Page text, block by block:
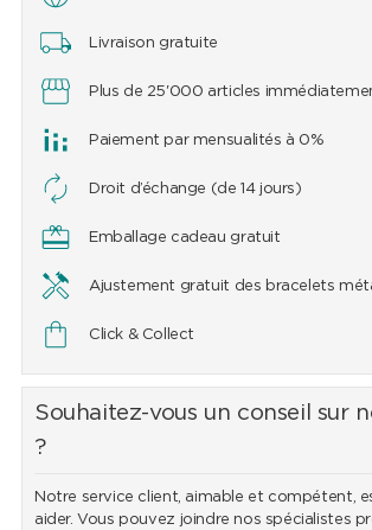
Livraison gratuite
Plus de 25'000 articles
Paiement par mensualités à 0%
Droit d’échange (de 14 jours)
Emballage cadeau gratuit
Ajustement gratuit des bracelets
Click & Collect
Souhaitez-vous un conseil sur
?
Notre service client, aimable et compétent,
aider. Vous pouvez joindre nos spécialistes